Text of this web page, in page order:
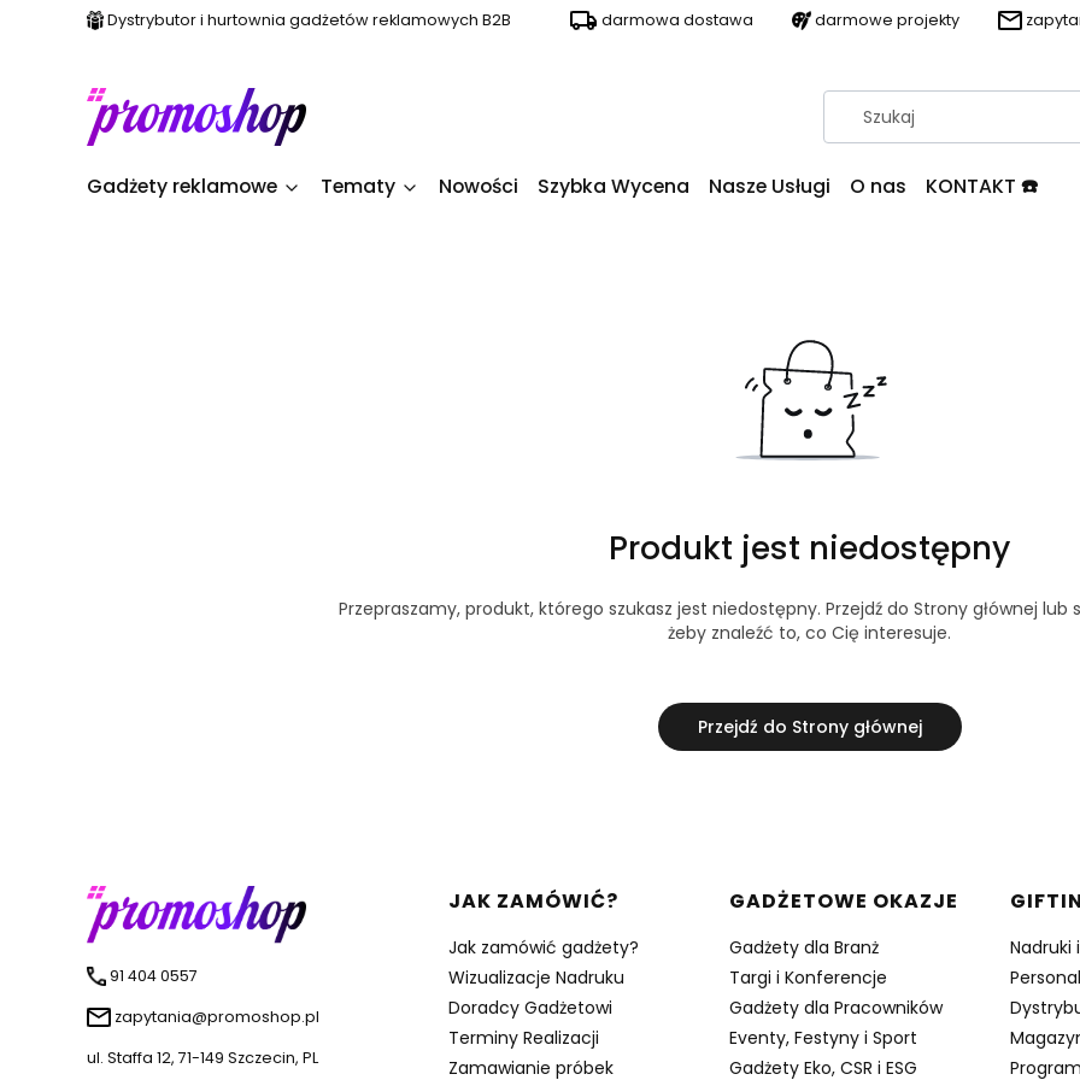
Dystrybutor i hurtownia gadżetów reklamowych B2B darmowa dostawa darmowe projekty
Gadżety reklamowe Tematy Nowości Szybka Wycena Nasze Usługi O nas KONTAKT ☎️
Produkt jest niedostępny
Przepraszamy, produkt, którego szukasz jest niedostępny. Przejdź do Strony głównej lub
żeby znaleźć to, co Cię interesuje.
Przejdź do Strony głównej
91 404 0557
zapytania@promoshop.pl
ul. Staffa 12, 71-149 Szczecin, PL
Linki w stopce
JAK ZAMÓWIĆ?
Jak zamówić gadżety?
Wizualizacje Nadruku
Doradcy Gadżetowi
Terminy Realizacji
Zamawianie próbek
GADŻETOWE OKAZJE
Gadżety dla Branż
Targi i Konferencje
Gadżety dla Pracowników
Eventy, Festyny i Sport
Gadżety Eko, CSR i ESG
Nadruki